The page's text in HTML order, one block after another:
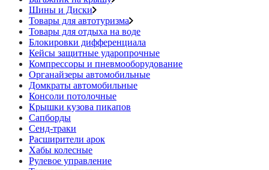
Шины и Диски
Товары для автотуризма
Товары для отдыха на воде
Блокировки дифференциала
Кейсы защитные ударопрочные
Компрессоры и пневмооборудование
Органайзеры автомобильные
Домкраты автомобильные
Консоли потолочные
Крышки кузова пикапов
Сапборды
Сенд-траки
Расширители арок
Хабы колесные
Рулевое управление